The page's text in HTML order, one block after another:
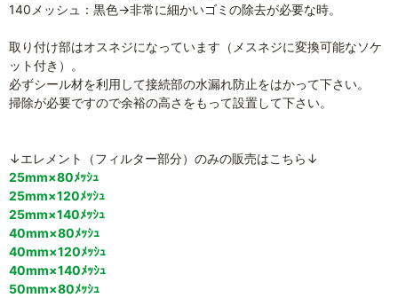
140メッシュ：黒色→非常に細かいゴミの除去が必要な時。
取り付け部はオスネジになっています（メスネジに変換可能なソケ
ット付き）。
必ずシール材を利用して接続部の水漏れ防止をはかって下さい。
掃除が必要ですので余裕の高さをもって設置して下さい。
↓エレメント（フィルター部分）のみの販売はこちら↓
25mm×80ﾒｯｼｭ
25mm×120ﾒｯｼｭ
25mm×140ﾒｯｼｭ
40mm×80ﾒｯｼｭ
40mm×120ﾒｯｼｭ
40mm×140ﾒｯｼｭ
50mm×80ﾒｯｼｭ